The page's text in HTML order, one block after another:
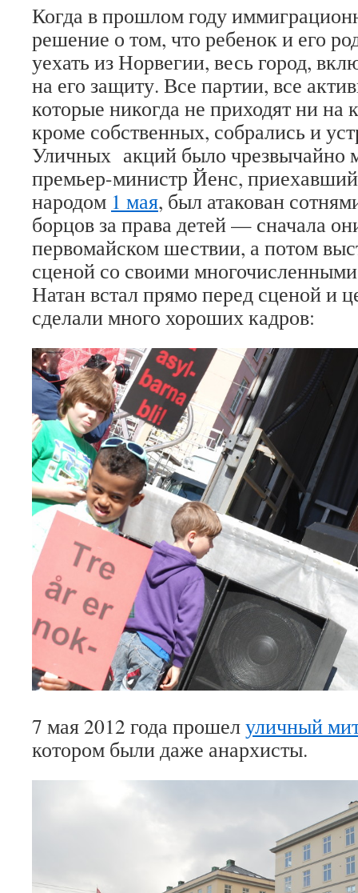
Когда в прошлом году
решение о том, что ребенок и его
уехать из Норвегии, весь город,
на его защиту. Все партии, все
которые никогда не приходят ни на
кроме собственных, собрались и
Уличных акций было чрезвычайно
премьер-министр Йенс,
народом 1 мая, был атакован
борцов за права детей — сначала
первомайском шествии, а потом
сценой со своими
Натан встал прямо перед сценой и
сделали много хороших кадров:
7 мая 2012 года прошелуличный
котором были даже анархисты.